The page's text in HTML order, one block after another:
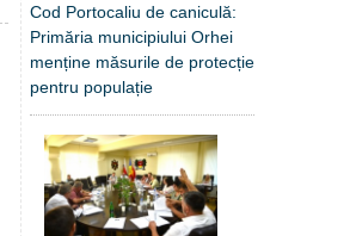
Cod Portocaliu de caniculă:
Primăria municipiului Orhei
menține măsurile de protecție
pentru populație